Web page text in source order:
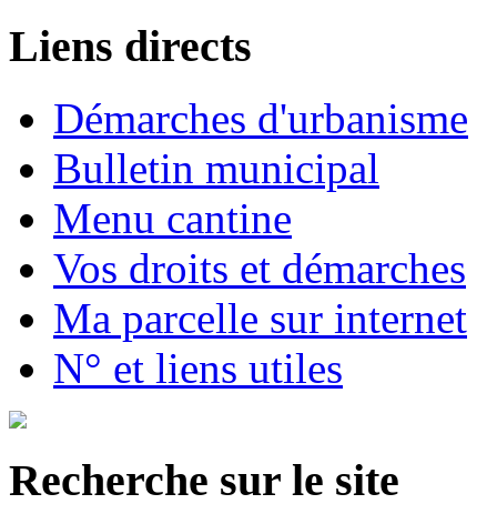
Liens directs
Démarches d'urbanisme
Bulletin municipal
Menu cantine
Vos droits et démarches
Ma parcelle sur internet
N° et liens utiles
Recherche sur le site